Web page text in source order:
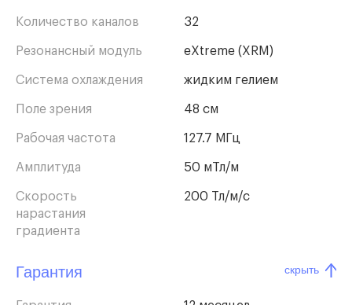
Количество каналов 32
Резонансный модуль eXtreme (XRM)
Система охлаждения жидким гелием
Поле зрения 48 см
Рабочая частота 127.7 МГц
Амплитуда 50 мТл/м
Скорость
нарастания
градиента
200 Тл/м/с
Гарантия скрыть